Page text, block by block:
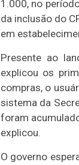
1.000, no
da inclusão do
em
Presente ao
explicou os
compras, o
sistema da
foram
explicou.
O governo